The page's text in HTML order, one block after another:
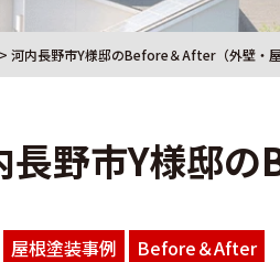
> 河内長野市Y様邸のBefore＆After（外壁・屋
長野市Y様邸の
屋根塗装事例 Before＆After